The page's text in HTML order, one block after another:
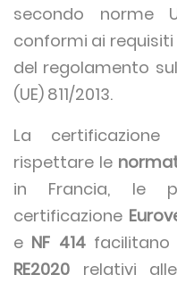
secondo norme
conformi ai
del regolamento
(UE) 811/2013.
La
rispettare le
in Francia, le
certificazione
e NF 414facilitano
RE2020 relativi